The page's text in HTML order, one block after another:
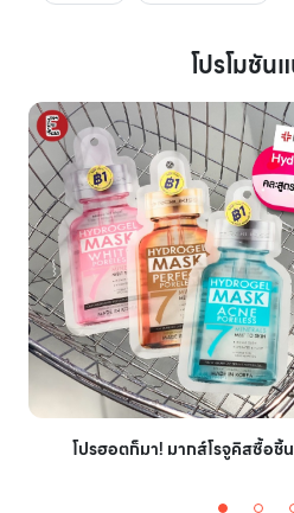
โปรโมชัน
โปรฮอตก็มา! มากส์โรจูคิสซื้อชิ้